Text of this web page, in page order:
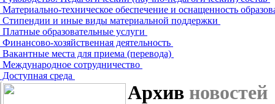
Материально-техническое обеспечение и оснащенность
Стипендии и иные виды материальной поддержки
Платные образовательные услуги
Финансово-хозяйственная деятельность
Вакантные места для приема (перевода)
Международное сотрудничество
Доступная среда
Архив новостей